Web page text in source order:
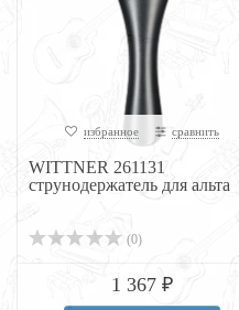
избранное сравнить
WITTNER 261131
струнодержатель для альта
(0)
1 367 ₽